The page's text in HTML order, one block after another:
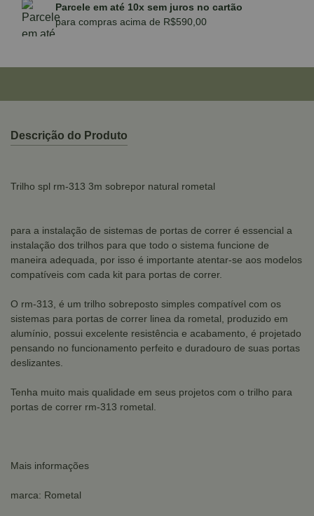
Parcele em até 10x sem juros no cartão
para compras acima de R$590,00
Descrição do Produto
Trilho spl rm-313 3m sobrepor natural rometal
para a instalação de sistemas de portas de correr é essencial a
instalação dos trilhos para que todo o sistema funcione de
maneira adequada, por isso é importante atentar-se aos modelos
compatíveis com cada kit para portas de correr.
O rm-313, é um trilho sobreposto simples compatível com os
sistemas para portas de correr linea da rometal, produzido em
alumínio, possui excelente resistência e acabamento, é projetado
pensando no funcionamento perfeito e duradouro de suas portas
deslizantes.
Tenha muito mais qualidade em seus projetos com o trilho para
portas de correr rm-313 rometal.
Mais informações
marca: Rometal